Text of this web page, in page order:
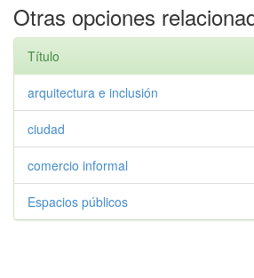
Otras opciones
Título
arquitectura e inclusión
ciudad
comercio informal
Espacios públicos